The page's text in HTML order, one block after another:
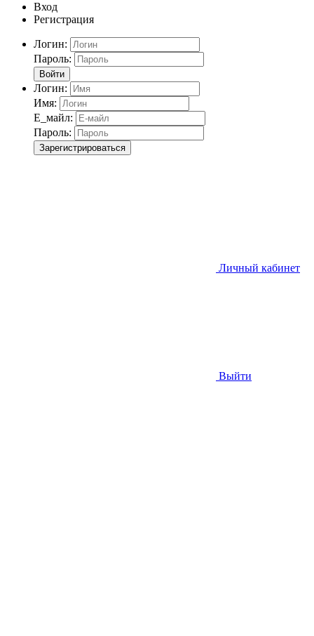
Вход
Регистрация
Логин:
Пароль:
Войти
Логин:
Имя:
Е_майл:
Пароль:
Зарегистрироваться
Личный кабинет
Выйти